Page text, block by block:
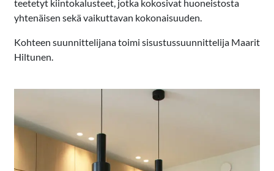
teetetyt kiintokalusteet, jotka kokosivat huoneistosta
yhtenäisen sekä vaikuttavan kokonaisuuden.
Kohteen suunnittelijana toimi sisustussuunnittelija Maarit
Hiltunen.